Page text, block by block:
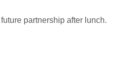
partnership after lunch.